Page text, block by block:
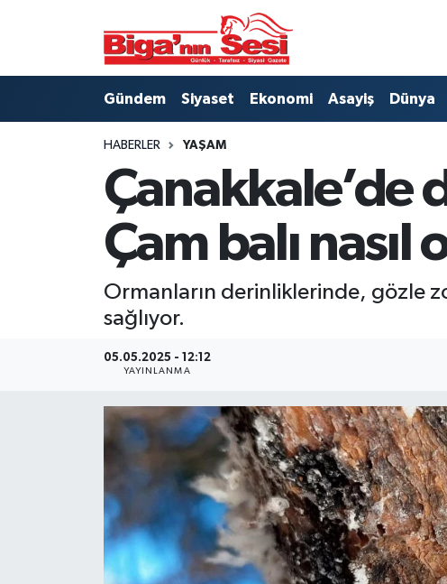
Gündem Siyaset Ekonomi Asayiş Dünya
HABERLER YAŞAM
Çanakkale’de
Çam balı nasıl
Ormanların derinliklerinde, gözle
sağlıyor.
05.05.2025 - 12:12
YAYINLANMA
Belediye
Gündem
Hava Durumu
Kültür Sanat
Çanakkale Hava Durumu
Tüm Manşetler
Son Dakika Haberleri
Haber Arşivi